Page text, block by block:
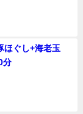
ほぐし+海老玉
分